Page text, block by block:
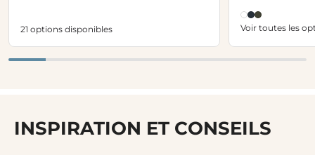
21 options disponibles Voir toutes les
INSPIRATION ET CONSEILS